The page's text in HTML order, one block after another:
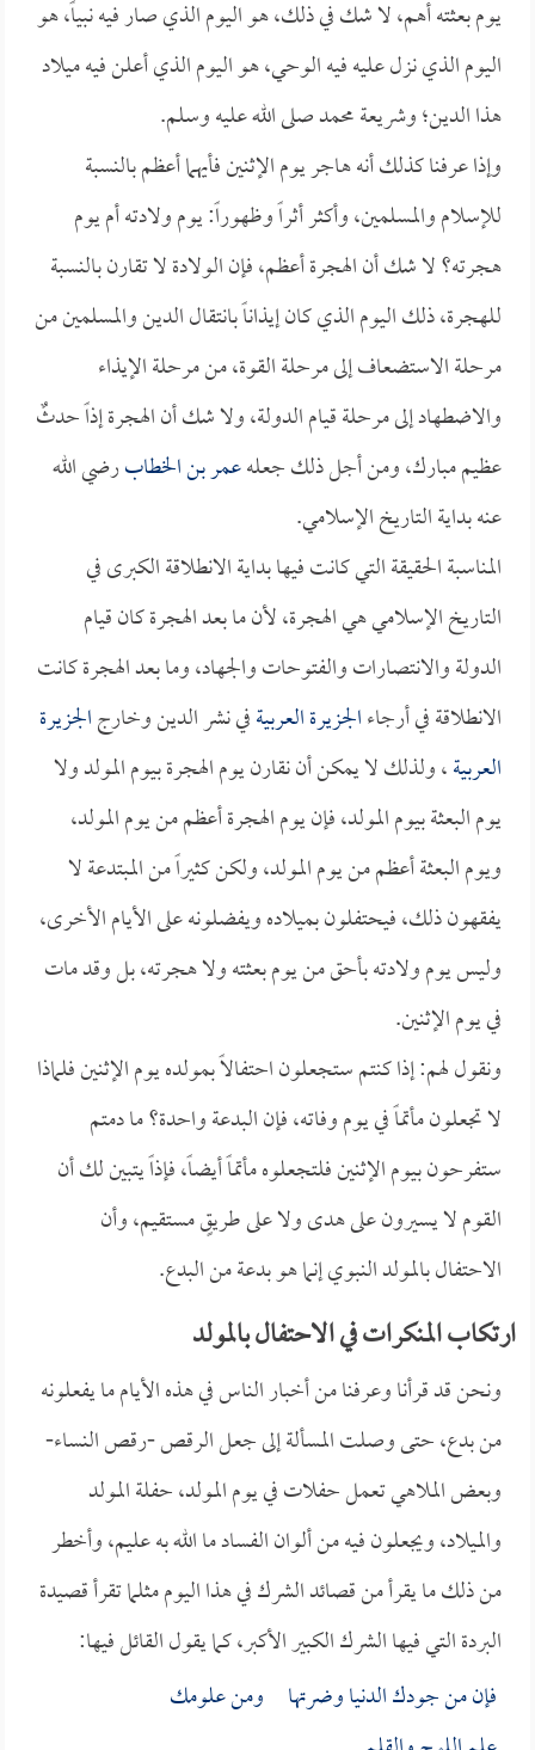
يوم بعثته أهم، لا شك في ذلك، هو اليوم الذي صار فيه نبياً، هو
اليوم الذي نزل عليه فيه الوحي، هو اليوم الذي أعلن فيه ميلاد
هذا الدين؛ وشريعة محمد صلى الله عليه وسلم.
وإذا عرفنا كذلك أنه هاجر يوم الإثنين فأيهما أعظم بالنسبة
للإسلام والمسلمين، وأكثر أثراً وظهوراً: يوم ولادته أم يوم
هجرته؟ لا شك أن الهجرة أعظم، فإن الولادة لا تقارن بالنسبة
للهجرة، ذلك اليوم الذي كان إيذاناً بانتقال الدين والمسلمين من
مرحلة الاستضعاف إلى مرحلة القوة، من مرحلة الإيذاء
والاضطهاد إلى مرحلة قيام الدولة، ولا شك أن الهجرة إذاً حدثٌ
عظيم مبارك، ومن أجل ذلك جعلهعمر بن الخطابرضي الله
عنه بداية التاريخ الإسلامي.
المناسبة الحقيقة التي كانت فيها بداية الانطلاقة الكبرى في
التاريخ الإسلامي هي الهجرة، لأن ما بعد الهجرة كان قيام
الدولة والانتصارات والفتوحات والجهاد، وما بعد الهجرة كانت
الانطلاقة في أرجاءالجزيرة العربيةفي نشر الدين وخارجالجزيرة
العربية، ولذلك لا يمكن أن نقارن يوم الهجرة بيوم المولد ولا
يوم البعثة بيوم المولد، فإن يوم الهجرة أعظم من يوم المولد،
ويوم البعثة أعظم من يوم المولد، ولكن كثيراً من المبتدعة لا
يفقهون ذلك، فيحتفلون بميلاده ويفضلونه على الأيام الأخرى،
وليس يوم ولادته بأحق من يوم بعثته ولا هجرته، بل وقد مات
في يوم الإثنين.
ونقول لهم: إذا كنتم ستجعلون احتفالاً بمولده يوم الإثنين فلماذا
لا تجعلون مأتماً في يوم وفاته، فإن البدعة واحدة؟ ما دمتم
ستفرحون بيوم الإثنين فلتجعلوه مأتماً أيضاً، فإذاً يتبين لك أن
القوم لا يسيرون على هدى ولا على طريقٍ مستقيم، وأن
الاحتفال بالمولد النبوي إنما هو بدعة من البدع.
ارتكاب المنكرات في الاحتفال بالمولد
ونحن قد قرأنا وعرفنا من أخبار الناس في هذه الأيام ما يفعلونه
من بدع، حتى وصلت المسألة إلى جعل الرقص -رقص النساء-
وبعض الملاهي تعمل حفلات في يوم المولد، حفلة المولد
والميلاد، ويجعلون فيه من ألوان الفساد ما الله به عليم، وأخطر
من ذلك ما يقرأ من قصائد الشرك في هذا اليوم مثلما تقرأ قصيدة
البردة التي فيها الشرك الكبير الأكبر، كما يقول القائل فيها:
فإن من جودك الدنيا وضرتها ومن علومك